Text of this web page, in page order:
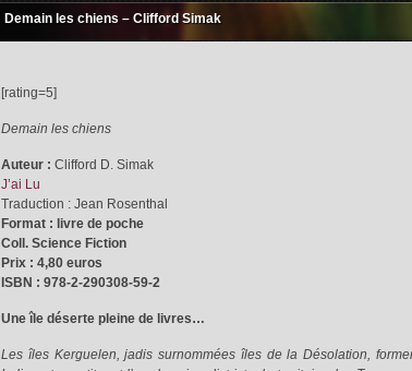
Demain les chiens – Clifford Simak
[rating=5]
Demain les chiens
Auteur : Clifford D. Simak
J’ai Lu
Traduction : Jean Rosenthal
Format : livre de poche
Coll. Science Fiction
Prix : 4,80 euros
ISBN : 978-2-290308-59-2
Une île déserte pleine de livres…
Les îles Kerguelen, jadis surnommées îles de la Désolation,